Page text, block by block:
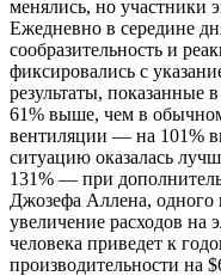
менялись, но участники
Ежедневно в середине
сообразительность и
фиксировались с
результаты, показанные
61% выше, чем в
вентиляции — на 101%
ситуацию оказалась
131% — при
Джозефа Аллена, одного
увеличение расходов на
человека приведет к
производительности на